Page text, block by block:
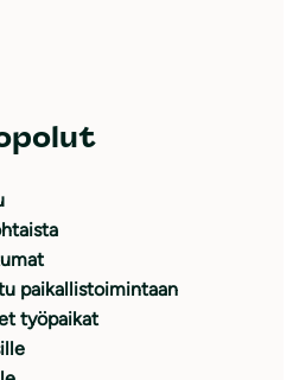
paikallistoimintaan
työpaikat